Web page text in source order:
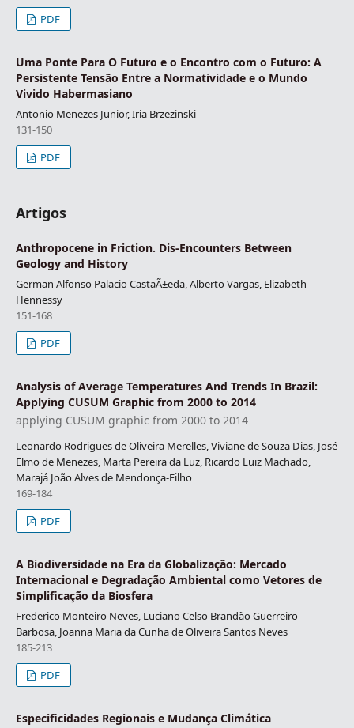
PDF
Uma Ponte Para O Futuro e o Encontro com o Futuro: A
Persistente Tensão Entre a Normatividade e o Mundo
Vivido Habermasiano
Antonio Menezes Junior, Iria Brzezinski
131-150
PDF
Artigos
Anthropocene in Friction. Dis-Encounters Between
Geology and History
German Alfonso Palacio CastaÃ±eda, Alberto Vargas, Elizabeth
Hennessy
151-168
PDF
Analysis of Average Temperatures And Trends In Brazil:
Applying CUSUM Graphic from 2000 to 2014
applying CUSUM graphic from 2000 to 2014
Leonardo Rodrigues de Oliveira Merelles, Viviane de Souza Dias, José
Elmo de Menezes, Marta Pereira da Luz, Ricardo Luiz Machado,
Marajá João Alves de Mendonça-Filho
169-184
PDF
A Biodiversidade na Era da Globalização: Mercado
Internacional e Degradação Ambiental como Vetores de
Simplificação da Biosfera
Frederico Monteiro Neves, Luciano Celso Brandão Guerreiro
Barbosa, Joanna Maria da Cunha de Oliveira Santos Neves
185-213
PDF
Especificidades Regionais e Mudança Climática